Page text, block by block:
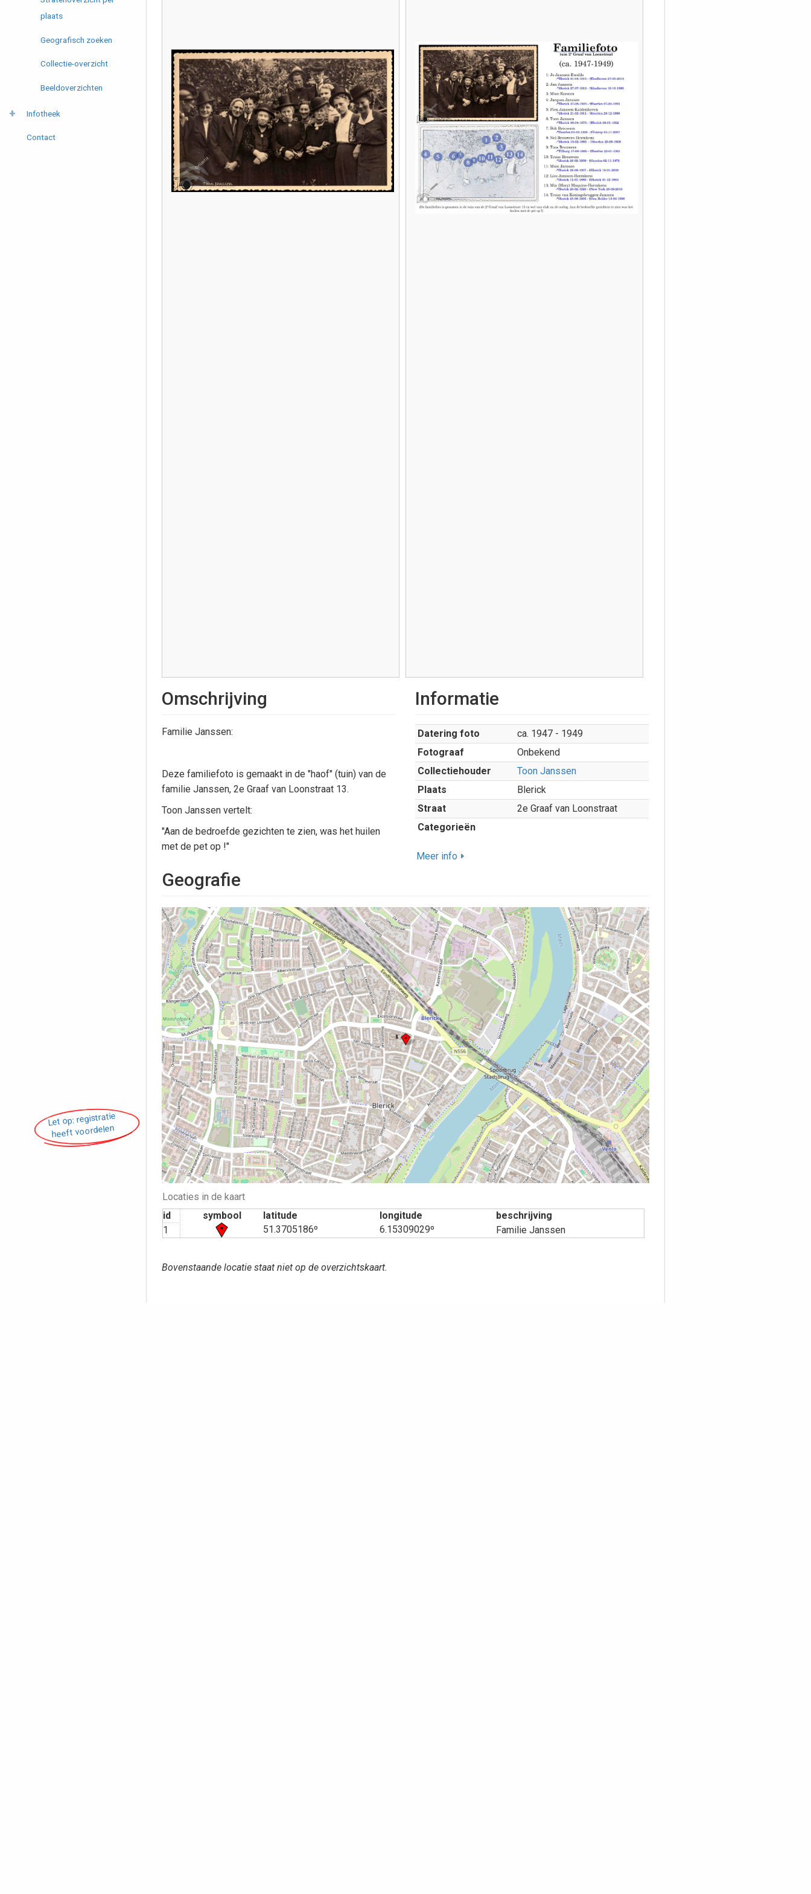
Let op: registratie
heeft voordelen
plaats
Geografisch zoeken
Collectie-overzicht
Beeldoverzichten
Infotheek
Contact
Omschrijving
Familie Janssen:
Deze familiefoto is gemaakt in de "haof" (tuin) van de
familie Janssen, 2e Graaf van Loonstraat 13.
Toon Janssen vertelt:
"Aan de bedroefde gezichten te zien, was het huilen
met de pet op !"
Informatie
Datering foto
ca. 1947 - 1949
Fotograaf
Onbekend
Collectiehouder
Toon Janssen
Plaats
Blerick
Straat
2e Graaf van Loonstraat
Categorieën
Meer info
Geografie
Locaties in de kaart
id
symbool latitude longitude
beschrijving
1
51.3705186º 6.15309029º Familie Janssen
Bovenstaande locatie staat niet op de overzichtskaart.